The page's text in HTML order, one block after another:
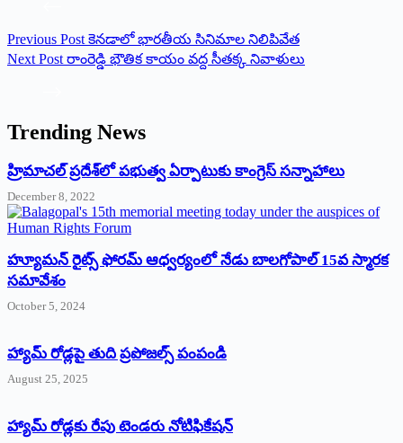
Previous Post కెనడాలో భారతీయ సినిమాల నిలిపివేత
Next Post రాంరెడ్డి భౌతిక కాయం వద్ద సీతక్క నివాళులు
Trending News
‌హ్రిమాచల్‌ ‌ప్రదేశ్‌లో పభుత్వ ఏర్పాటుకు కాంగ్రెస్‌ ‌సన్నాహాలు
December 8, 2022
హ్యూమన్‌ రైట్స్‌ ఫోరమ్‌ ఆధ్వర్యంలో నేడు బాలగోపాల్‌ 15వ స్మారక
సమావేశం
October 5, 2024
హ్యామ్‌ రోడ్లపై తుది ప్రపోజల్స్‌ పంపండి
August 25, 2025
హ్యామ్‌ రోడ్లకు రేపు టెండరు నోటిఫికేషన్‌